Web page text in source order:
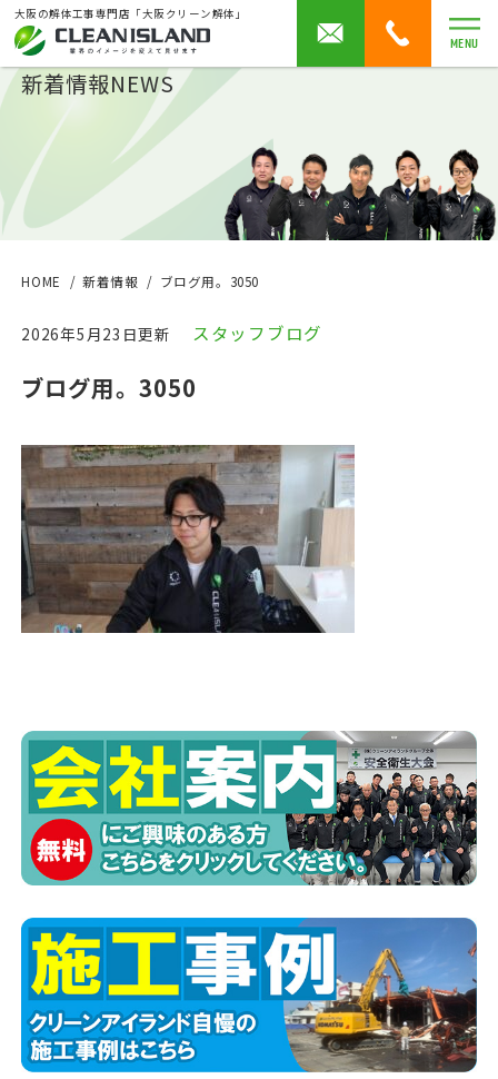
大阪の解体工事専門店「大阪クリーン解体」
MENU
新着情報NEWS
HOME 新着情報 ブログ用。3050
2026年5月23日更新 スタッフブログ
ブログ用。3050